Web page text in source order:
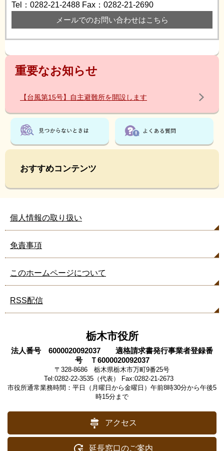
Tel：0282-21-2488 Fax：0282-21-2690
メールでのお問い合わせはこちら
重要なお知らせ
【台風第15号】自主避難所を開設します
おすすめコンテンツ
個人情報の取り扱い
免責事項
このホームページについて
RSS配信
栃木市役所
法人番号 6000020092037 適格請求書発行事業者登録番
号 Ｔ6000020092037
〒328-8686 栃木県栃木市万町9番25号
Tel:0282-22-3535（代表） Fax:0282-21-2673
市役所通常業務時間：平日（月曜日から金曜日）午前8時30分から午後5
時15分まで
アクセス
延長窓口のご案内